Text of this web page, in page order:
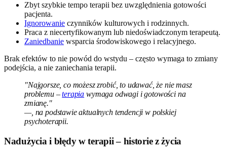
Zbyt szybkie tempo terapii bez uwzględnienia gotowości
pacjenta.
Ignorowanie czynników kulturowych i rodzinnych.
Praca z niecertyfikowanym lub niedoświadczonym terapeutą.
Zaniedbanie wsparcia środowiskowego i relacyjnego.
Brak efektów to nie powód do wstydu – często wymaga to zmiany
podejścia, a nie zaniechania terapii.
"Najgorsze, co możesz zrobić, to udawać, że nie masz
problemu –terapia wymaga odwagi i gotowości na
zmianę."
—, na podstawie aktualnych tendencji w polskiej
psychoterapii.
Nadużycia i błędy w terapii – historie z życia